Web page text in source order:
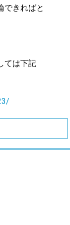
できればと
ては下記